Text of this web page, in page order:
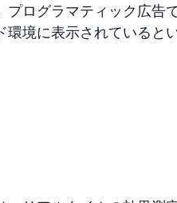
プログラマティック広告
境に表示されていると